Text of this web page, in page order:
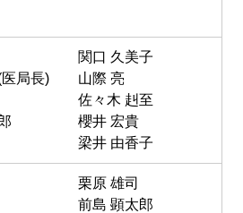
関口 久美子
局長)
山際 亮
佐々木 赳至
櫻井 宏貴
梁井 由香子
栗原 雄司
前島 顕太郎